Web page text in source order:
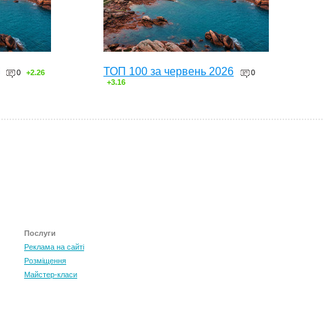
0 +2.26 ТОП 100 за червень 2026
0
+3.16
Послуги
Реклама на сайті
Розміщення
Майстер-класи